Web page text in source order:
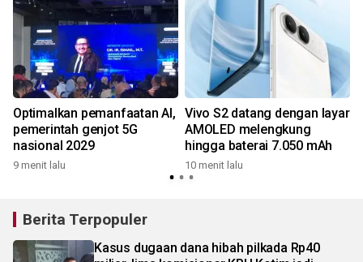
Optimalkan pemanfaatan AI,
pemerintah genjot 5G
nasional 2029
9 menit lalu
Vivo S2 datang dengan layar
AMOLED melengkung
hingga baterai 7.050 mAh
10 menit lalu
Berita Terpopuler
Kasus dugaan dana hibah pilkada Rp40